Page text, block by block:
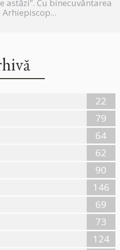
Cu binecuvântarea
Arhiepiscop...
22
79
64
62
90
146
69
73
124